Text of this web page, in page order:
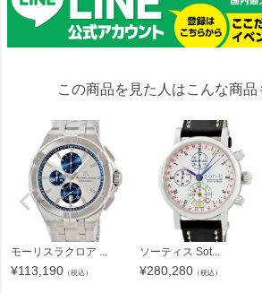
この商品を見た人はこんな商品
モーリスラクロア ...
¥113,190 （税込）
ソーティス Sot...
¥280,280 （税込）